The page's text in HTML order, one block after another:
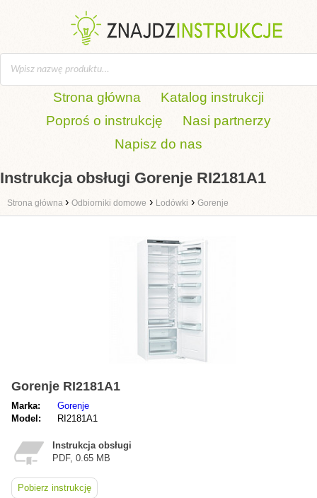
Strona główna
Katalog instrukcji
Poproś o instrukcję
Nasi partnerzy
Napisz do nas
Instrukcja obsługi Gorenje RI2181A1
Strona główna › Odbiorniki domowe › Lodówki › Gorenje
Gorenje RI2181A1
Marka:
Gorenje
Model:
RI2181A1
Instrukcja obsługi
PDF, 0.65 MB
Pobierz instrukcję